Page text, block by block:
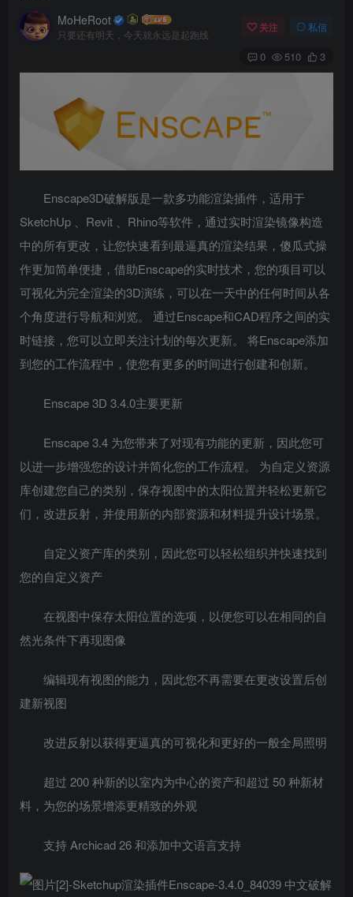
MoHeRoot
只要还有明天，今天就永远是起跑线
关注 私信
0 510 3
Enscape3D破解版是一款多功能渲染插件，适用于
SketchUp 、Revit 、Rhino等软件，通过实时渲染镜像构造
中的所有更改，让您快速看到最逼真的渲染结果，傻瓜式操
作更加简单便捷，借助Enscape的实时技术，您的项目可以
可视化为完全渲染的3D演练，可以在一天中的任何时间从各
个角度进行导航和浏览。 通过Enscape和CAD程序之间的实
时链接，您可以立即关注计划的每次更新。 将Enscape添加
到您的工作流程中，使您有更多的时间进行创建和创新。
Enscape 3D 3.4.0主要更新
Enscape 3.4 为您带来了对现有功能的更新，因此您可
以进一步增强您的设计并简化您的工作流程。 为自定义资源
库创建您自己的类别，保存视图中的太阳位置并轻松更新它
们，改进反射，并使用新的内部资源和材料提升设计场景。
自定义资产库的类别，因此您可以轻松组织并快速找到
您的自定义资产
在视图中保存太阳位置的选项，以便您可以在相同的自
然光条件下再现图像
编辑现有视图的能力，因此您不再需要在更改设置后创
建新视图
改进反射以获得更逼真的可视化和更好的一般全局照明
超过 200 种新的以室内为中心的资产和超过 50 种新材
料，为您的场景增添更精致的外观
支持 Archicad 26 和添加中文语言支持